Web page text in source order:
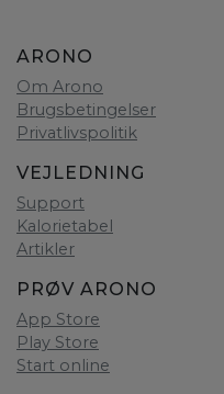
ARONO
Om Arono
Brugsbetingelser
Privatlivspolitik
VEJLEDNING
Support
Kalorietabel
Artikler
PRØV ARONO
App Store
Play Store
Start online